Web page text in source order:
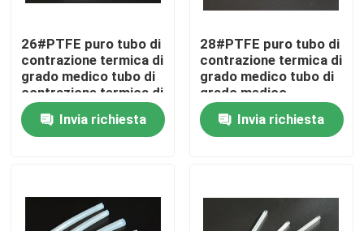
Casa
Prodotti
Video
26#PTFE puro tubo di
contrazione termica di
grado medico tubo di
contrazione termica di
grado medico
Invia richiesta
28#PTFE puro tubo di
contrazione termica di
grado medico tubo di
grado medico
Invia richiesta